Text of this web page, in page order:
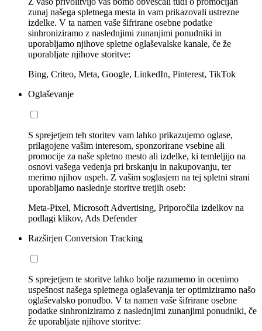
zunaj našega spletnega mesta in vam prikazovali ustrezne
izdelke. V ta namen vaše šifrirane osebne podatke
sinhroniziramo z naslednjimi zunanjimi ponudniki in
uporabljamo njihove spletne oglaševalske kanale, če že
uporabljate njihove storitve:
Bing, Criteo, Meta, Google, LinkedIn, Pinterest, TikTok
Oglaševanje
S sprejetjem teh storitev vam lahko prikazujemo oglase,
prilagojene vašim interesom, sponzorirane vsebine ali
promocije za naše spletno mesto ali izdelke, ki temleljijo na
osnovi vašega vedenja pri brskanju in nakupovanju, ter
merimo njihov uspeh. Z vašim soglasjem na tej spletni strani
uporabljamo naslednje storitve tretjih oseb:
Meta-Pixel, Microsoft Advertising, Priporočila izdelkov na
podlagi klikov, Ads Defender
Razširjen Conversion Tracking
S sprejetjem te storitve lahko bolje razumemo in ocenimo
uspešnost našega spletnega oglaševanja ter optimiziramo našo
oglaševalsko ponudbo. V ta namen vaše šifrirane osebne
podatke sinhroniziramo z naslednjimi zunanjimi ponudniki, če
že uporabljate njihove storitve: